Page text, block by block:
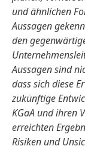
und ähnlichen
Aussagen
den
Aussagen sind
dass sich diese
zukünftige
KGaA und ihren
erreichten
Risiken und